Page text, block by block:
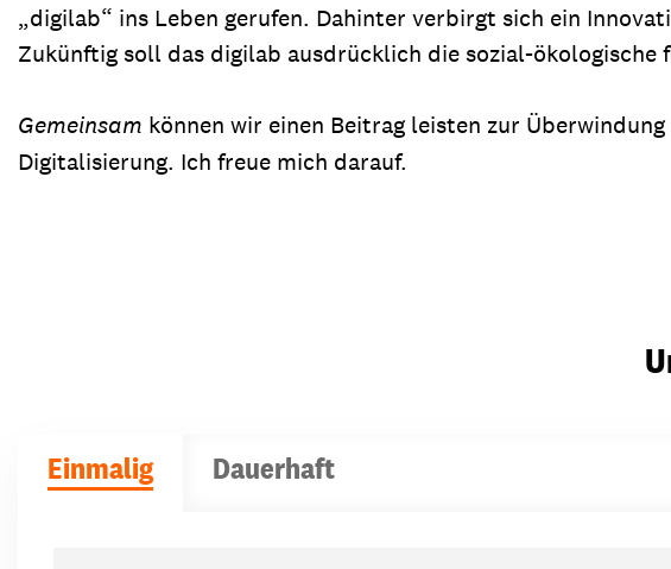
„digilab“ ins Leben gerufen. Dahinter verbirgt sich ein
Zukünftig soll das digilab ausdrücklich die sozial-ökologische
Gemeinsam können wir einen Beitrag leisten zur Überwindung
Digitalisierung. Ich freue mich darauf.
Einmalig Dauerhaft